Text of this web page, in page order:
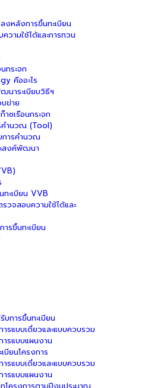
งหลังการขึ้นทะเบียน
วามใช้ได้และการทวน
กระจก
คืออะไร
นาระเบียบวิธีฯ
ข่าย
าซเรือนกระจก
คำนวณ (Tool)
การคำนวณ
สงค์พัฒนา
ะเบียน VVB
วจสอบความใช้ได้และ
รขึ้นทะเบียน
บการขึ้นทะเบียน
ารแบบเดี่ยวและแบบควบรวม
ารแบบแผนงาน
บียนโครงการ
ารแบบเดี่ยวและแบบควบรวม
ารแบบแผนงาน